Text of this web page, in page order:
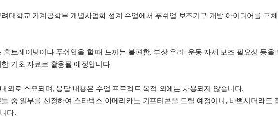
대학교 기계공학부 개념사업화 설계 수업에서 푸쉬업 보조기구 개발 아이디어를 구
홈트레이닝이나 푸쉬업을 할 때 느끼는 불편함, 부상 우려, 운동 자세 보조 필요성 등
기초 자료로 활용될 예정입니다.
외로 소요되며, 응답 내용은 수업 프로젝트 목적 외에는 사용되지 않습니다.
중 일부를 선정하여 스타벅스 아메리카노 기프티콘을 드릴 예정이니, 바쁘시더라도
다.